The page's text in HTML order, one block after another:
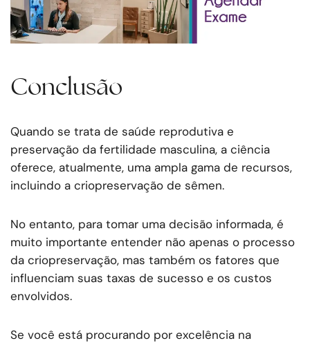
Conclusão
Quando se trata de saúde reprodutiva e
preservação da fertilidade masculina, a ciência
oferece, atualmente, uma ampla gama de recursos,
incluindo a criopreservação de sêmen.
No entanto, para tomar uma decisão informada, é
muito importante entender não apenas o processo
da criopreservação, mas também os fatores que
influenciam suas taxas de sucesso e os custos
envolvidos.
Se você está procurando por excelência na